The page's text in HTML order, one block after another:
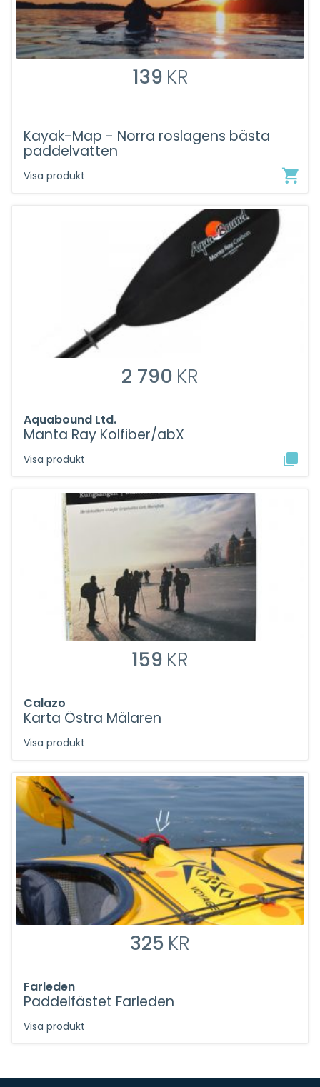
139 KR
Kayak-Map - Norra roslagens bästa
paddelvatten
Visa produkt
2 790 KR
Aquabound Ltd.
Manta Ray Kolfiber/abX
Visa produkt
159 KR
Calazo
Karta Östra Mälaren
Visa produkt
325 KR
Farleden
Paddelfästet Farleden
Visa produkt